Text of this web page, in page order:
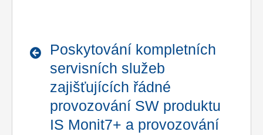
Poskytování kompletních
servisních služeb
zajišťujících řádné
provozování SW produktu
IS Monit7+ a provozování